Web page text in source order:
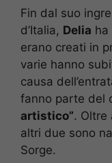
Fin dal suo
d’Italia, Delia ha
erano creati in
varie hanno
causa
fanno parte del
artistico”. Oltre
altri due sono
Sorge.